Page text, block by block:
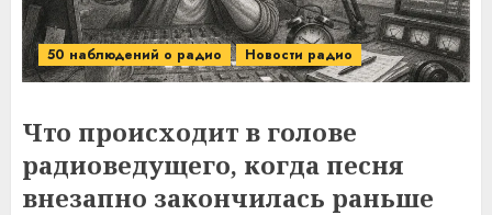
50 наблюдений о радио Новости радио
Что происходит в голове
радиоведущего, когда песня
внезапно закончилась раньше